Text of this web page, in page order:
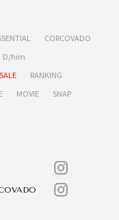
CORCOVADO
D/him
SALE
RANKING
MOVIE SNAP